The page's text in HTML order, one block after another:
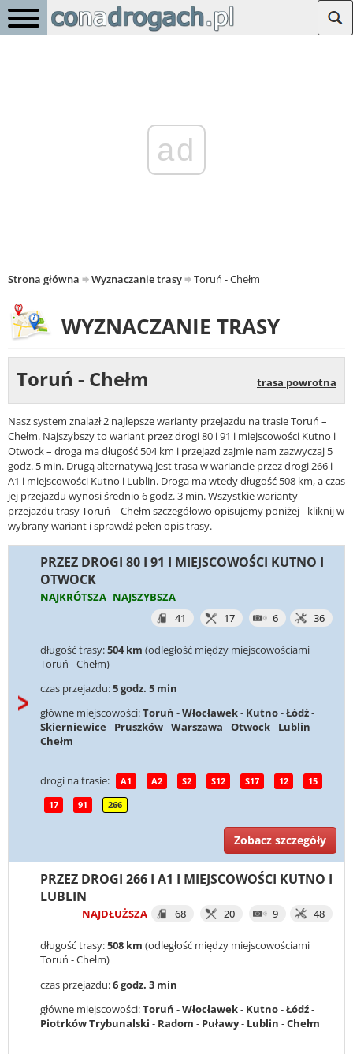
ad
Strona główna Wyznaczanie trasy Toruń - Chełm
WYZNACZANIE TRASY
Toruń - Chełm trasa powrotna
Nasz system znalazł 2 najlepsze warianty przejazdu na trasie Toruń –
Chełm. Najszybszy to wariant przez drogi 80 i 91 i miejscowości Kutno i
Otwock – droga ma długość 504 km i przejazd zajmie nam zazwyczaj 5
godz. 5 min. Drugą alternatywą jest trasa w wariancie przez drogi 266 i
A1 i miejscowości Kutno i Lublin. Droga ma wtedy długość 508 km, a czas
jej przejazdu wynosi średnio 6 godz. 3 min. Wszystkie warianty
przejazdu trasy Toruń – Chełm szczegółowo opisujemy poniżej - kliknij w
wybrany wariant i sprawdź pełen opis trasy.
PRZEZ DROGI 80 I 91 I MIEJSCOWOŚCI KUTNO I
OTWOCK
NAJKRÓTSZA NAJSZYBSZA
41
17 6 36
długość trasy:504 km (odległość między miejscowościami
Toruń - Chełm)
czas przejazdu:5 godz. 5 min
główne miejscowości:Toruń -Włocławek- Kutno-Łódź-
Skierniewice - Pruszków-Warszawa -Otwock- Lublin -
Chełm
drogi na trasie: A1 A2 S2 S12 S17 12 15
17 91 266
Zobacz szczegóły
PRZEZ DROGI 266 I A1 I MIEJSCOWOŚCI KUTNO I
LUBLIN
NAJDŁUŻSZA 68 20 9 48
długość trasy:508 km (odległość między miejscowościami
Toruń - Chełm)
czas przejazdu:6 godz. 3 min
główne miejscowości:Toruń -Włocławek- Kutno-Łódź-
Piotrków Trybunalski - Radom - Puławy- Lublin -Chełm